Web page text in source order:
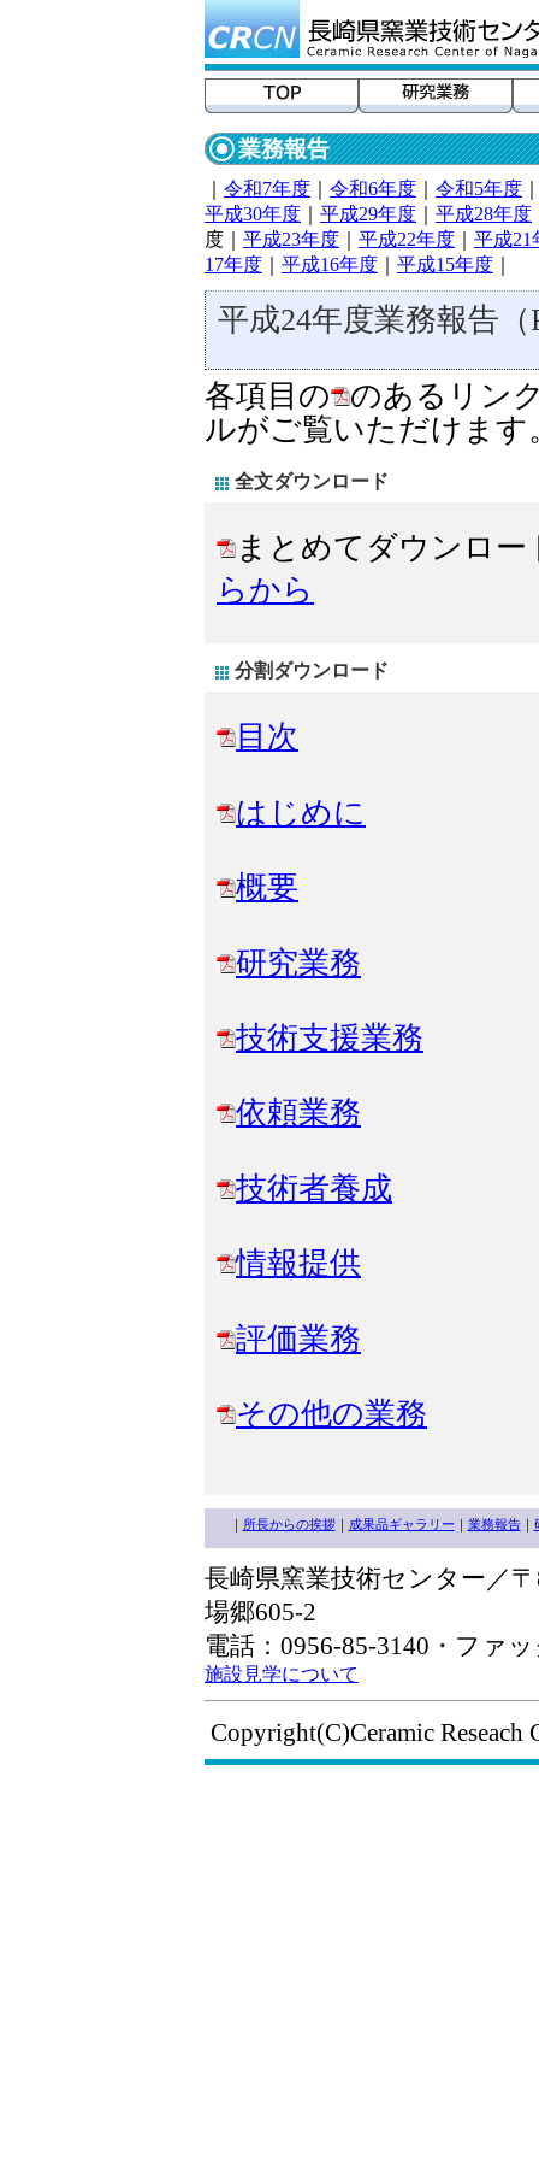
業務報告
令和7年度 令和6年度 令和5年度
平成30年度
平成29年度 平成28年度
度｜ 平成23年度 平成22年度
平成21
17年度
平成16年度 平成15年度
平成24年度業務報告
各項目の
のあるリン
ルがご覧いただけます
全文ダウンロード
まとめてダウンロ
らから
分割ダウンロード
目次
はじめに
概要
研究業務
技術支援業務
依頼業務
技術者養成
情報提供
評価業務
その他の業務
所長からの挨拶｜ 成果品ギャラリー 業務報告｜
長崎県窯業技術センター／
場郷605-2
電話：0956-85-3140・ファ
施設見学について
Copyright(C)Ceramic